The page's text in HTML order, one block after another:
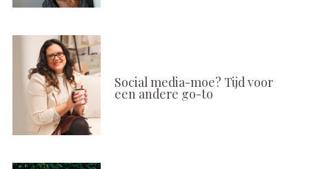
Social media-moe? Tijd voor
een andere go-to